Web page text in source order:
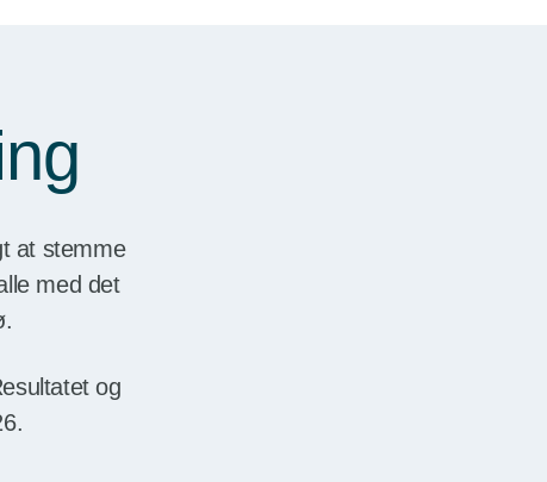
at stemme
med det
og